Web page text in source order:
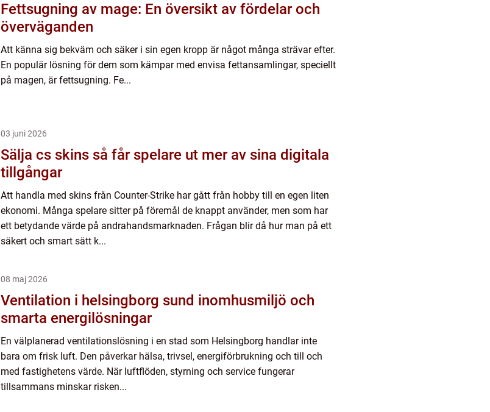
Fettsugning av mage: En översikt av fördelar och
överväganden
Att känna sig bekväm och säker i sin egen kropp är något många strävar efter.
En populär lösning för dem som kämpar med envisa fettansamlingar, speciellt
på magen, är fettsugning. Fe...
03 juni 2026
Sälja cs skins så får spelare ut mer av sina digitala
tillgångar
Att handla med skins från Counter-Strike har gått från hobby till en egen liten
ekonomi. Många spelare sitter på föremål de knappt använder, men som har
ett betydande värde på andrahandsmarknaden. Frågan blir då hur man på ett
säkert och smart sätt k...
08 maj 2026
Ventilation i helsingborg sund inomhusmiljö och
smarta energilösningar
En välplanerad ventilationslösning i en stad som Helsingborg handlar inte
bara om frisk luft. Den påverkar hälsa, trivsel, energiförbrukning och till och
med fastighetens värde. När luftflöden, styrning och service fungerar
tillsammans minskar risken...